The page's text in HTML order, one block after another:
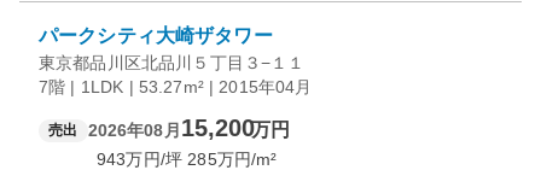
パークシティ大崎ザタワー
東京都品川区北品川５丁目３−１１
7階 | 1LDK | 53.27m² | 2015年04月
売出 2026年08月 15,200万円
943万円/坪 285万円/m²